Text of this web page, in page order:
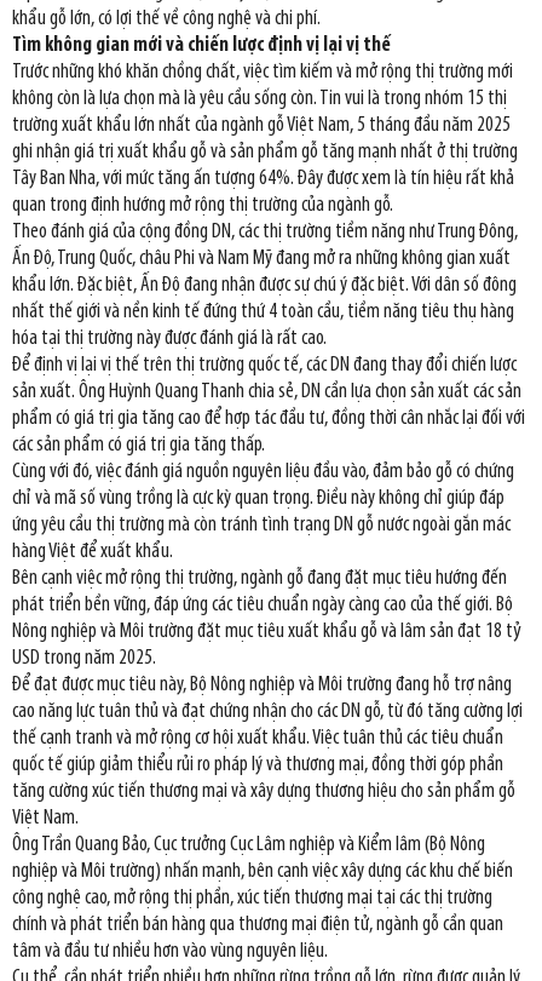
khẩu gỗ lớn, có lợi thế về công nghệ và chi phí.
Tìm không gian mới và chiến lược định vị lại vị thế
Trước những khó khăn chồng chất, việc tìm kiếm và mở rộng thị trường mới
không còn là lựa chọn mà là yêu cầu sống còn. Tin vui là trong nhóm 15 thị
trường xuất khẩu lớn nhất của ngành gỗ Việt Nam, 5 tháng đầu năm 2025
ghi nhận giá trị xuất khẩu gỗ và sản phẩm gỗ tăng mạnh nhất ở thị trường
Tây Ban Nha, với mức tăng ấn tượng 64%. Đây được xem là tín hiệu rất khả
quan trong định hướng mở rộng thị trường của ngành gỗ.
Theo đánh giá của cộng đồng DN, các thị trường tiềm năng như Trung Đông,
Ấn Độ, Trung Quốc, châu Phi và Nam Mỹ đang mở ra những không gian xuất
khẩu lớn. Đặc biệt, Ấn Độ đang nhận được sự chú ý đặc biệt. Với dân số đông
nhất thế giới và nền kinh tế đứng thứ 4 toàn cầu, tiềm năng tiêu thụ hàng
hóa tại thị trường này được đánh giá là rất cao.
Để định vị lại vị thế trên thị trường quốc tế, các DN đang thay đổi chiến lược
sản xuất. Ông Huỳnh Quang Thanh chia sẻ, DN cần lựa chọn sản xuất các sản
phẩm có giá trị gia tăng cao để hợp tác đầu tư, đồng thời cân nhắc lại đối với
các sản phẩm có giá trị gia tăng thấp.
Cùng với đó, việc đánh giá nguồn nguyên liệu đầu vào, đảm bảo gỗ có chứng
chỉ và mã số vùng trồng là cực kỳ quan trọng. Điều này không chỉ giúp đáp
ứng yêu cầu thị trường mà còn tránh tình trạng DN gỗ nước ngoài gắn mác
hàng Việt để xuất khẩu.
Bên cạnh việc mở rộng thị trường, ngành gỗ đang đặt mục tiêu hướng đến
phát triển bền vững, đáp ứng các tiêu chuẩn ngày càng cao của thế giới. Bộ
Nông nghiệp và Môi trường đặt mục tiêu xuất khẩu gỗ và lâm sản đạt 18 tỷ
USD trong năm 2025.
Để đạt được mục tiêu này, Bộ Nông nghiệp và Môi trường đang hỗ trợ nâng
cao năng lực tuân thủ và đạt chứng nhận cho các DN gỗ, từ đó tăng cường lợi
thế cạnh tranh và mở rộng cơ hội xuất khẩu. Việc tuân thủ các tiêu chuẩn
quốc tế giúp giảm thiểu rủi ro pháp lý và thương mại, đồng thời góp phần
tăng cường xúc tiến thương mại và xây dựng thương hiệu cho sản phẩm gỗ
Việt Nam.
Ông Trần Quang Bảo, Cục trưởng Cục Lâm nghiệp và Kiểm lâm (Bộ Nông
nghiệp và Môi trường) nhấn mạnh, bên cạnh việc xây dựng các khu chế biến
công nghệ cao, mở rộng thị phần, xúc tiến thương mại tại các thị trường
chính và phát triển bán hàng qua thương mại điện tử, ngành gỗ cần quan
tâm và đầu tư nhiều hơn vào vùng nguyên liệu.